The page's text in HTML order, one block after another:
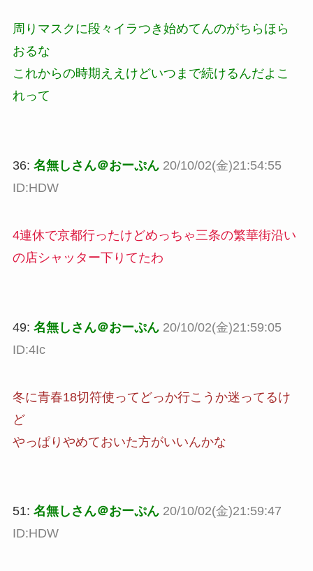
周りマスクに段々イラつき始めてんのがちらほら
おるな
これからの時期ええけどいつまで続けるんだよこ
れって
36: 名無しさん＠おーぷん 20/10/02(金)21:54:55
ID:HDW
4連休で京都行ったけどめっちゃ三条の繁華街沿い
の店シャッター下りてたわ
49: 名無しさん＠おーぷん 20/10/02(金)21:59:05
ID:4Ic
冬に青春18切符使ってどっか行こうか迷ってるけ
ど
やっぱりやめておいた方がいいんかな
51: 名無しさん＠おーぷん 20/10/02(金)21:59:47
ID:HDW